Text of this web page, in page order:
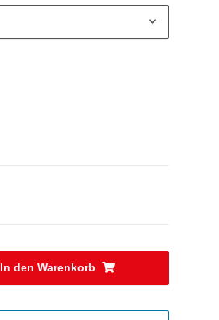
In den Warenkorb